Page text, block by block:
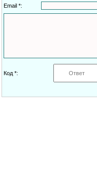
Email *:
Код *: